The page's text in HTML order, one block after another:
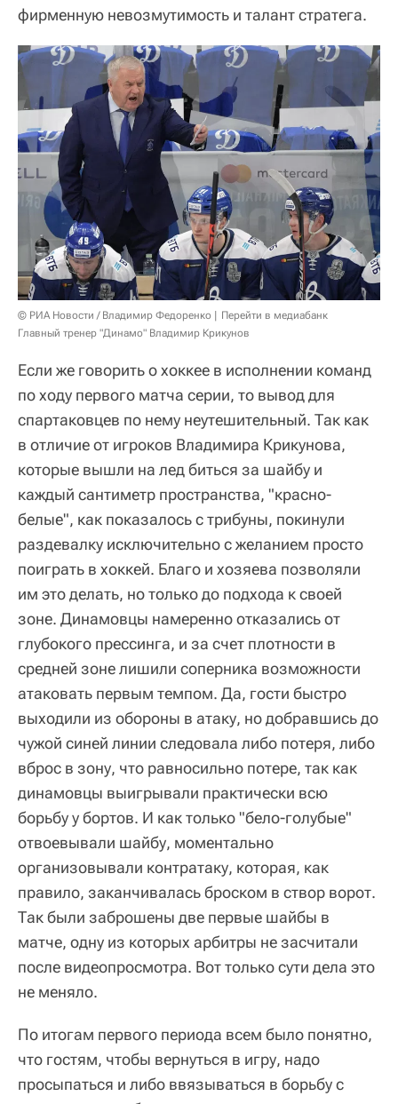
фирменную невозмутимость и талант стратега.
© РИА Новости / Владимир Федоренко
Перейти в медиабанк
Главный тренер "Динамо" Владимир Крикунов
Если же говорить о хоккее в исполнении команд
по ходу первого матча серии, то вывод для
спартаковцев по нему неутешительный. Так как
в отличие от игроков Владимира Крикунова,
которые вышли на лед биться за шайбу и
каждый сантиметр пространства, "красно-
белые", как показалось с трибуны, покинули
раздевалку исключительно с желанием просто
поиграть в хоккей. Благо и хозяева позволяли
им это делать, но только до подхода к своей
зоне. Динамовцы намеренно отказались от
глубокого прессинга, и за счет плотности в
средней зоне лишили соперника возможности
атаковать первым темпом. Да, гости быстро
выходили из обороны в атаку, но добравшись до
чужой синей линии следовала либо потеря, либо
вброс в зону, что равносильно потере, так как
динамовцы выигрывали практически всю
борьбу у бортов. И как только "бело-голубые"
отвоевывали шайбу, моментально
организовывали контратаку, которая, как
правило, заканчивалась броском в створ ворот.
Так были заброшены две первые шайбы в
матче, одну из которых арбитры не засчитали
после видеопросмотра. Вот только сути дела это
не меняло.
По итогам первого периода всем было понятно,
что гостям, чтобы вернуться в игру, надо
просыпаться и либо ввязываться в борьбу с